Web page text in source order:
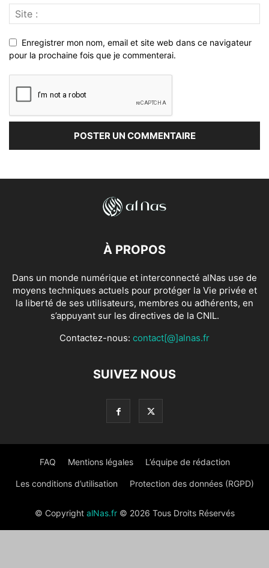
Enregistrer mon nom, email et site web dans ce navigateur
pour la prochaine fois que je commenterai.
À PROPOS
Dans un monde numérique et interconnecté alNas use de
moyens techniques actuels pour protéger la Vie privée et
la liberté de ses utilisateurs, membres ou adhérents, en
s’appuyant sur les directives de la CNIL.
Contactez-nous: contact[@]alnas.fr
SUIVEZ NOUS
FAQ Mentions légales L’équipe de rédaction
Les conditions d’utilisation Protection des données (RGPD)
© Copyright alNas.fr© 2026 Tous Droits Réservés